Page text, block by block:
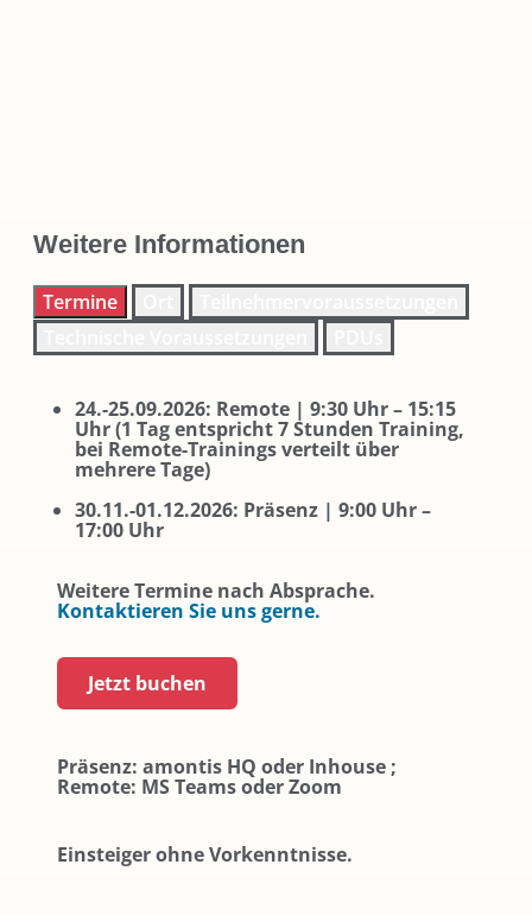
Weitere Informationen
Termine
24.-25.09.2026: Remote | 9:30 Uhr – 15:15
Uhr (1 Tag entspricht 7 Stunden Training,
bei Remote-Trainings verteilt über
mehrere Tage)
30.11.-01.12.2026: Präsenz | 9:00 Uhr –
17:00 Uhr
Weitere Termine nach Absprache.
Kontaktieren Sie uns gerne.
Jetzt buchen
Präsenz: amontis HQ oder Inhouse ;
Remote: MS Teams oder Zoom
Einsteiger ohne Vorkenntnisse.